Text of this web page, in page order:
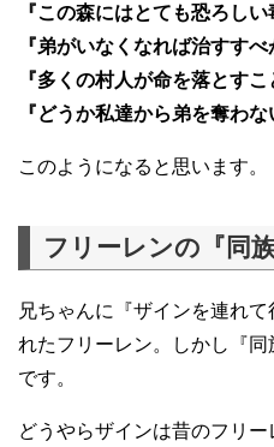
『この森にはとても恐ろし
『弟がいなくなれば治すすべ
『多くの村人が命を落とすこ
『どうか私達から弟を奪わな
このようになると思います。
フリーレンの『同族
兄ちゃんに『ザインを連れ
れたフリーレン。しかし『
です。
どうやらザインは昔のフリ